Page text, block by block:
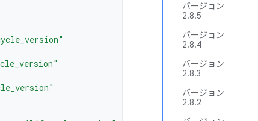
バージョン
2.8.5
バージョン
2.8.4
バージョン
2.8.3
バージョン
2.8.2